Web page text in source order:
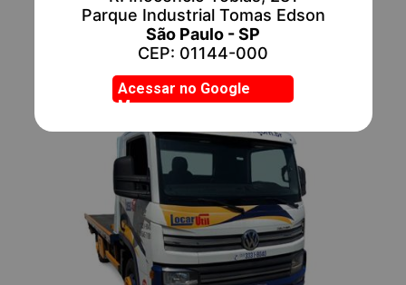
ESCRITO POR:Locar Útil
Parque Industrial Tomas Edson
São Paulo - SP
CEP: 01144-000
Acessar no Google
Mapas